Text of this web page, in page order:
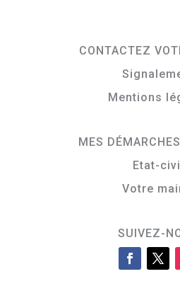
CONTACTEZ
Mentions
MES
Etat-
Votre
SUIVEZ-